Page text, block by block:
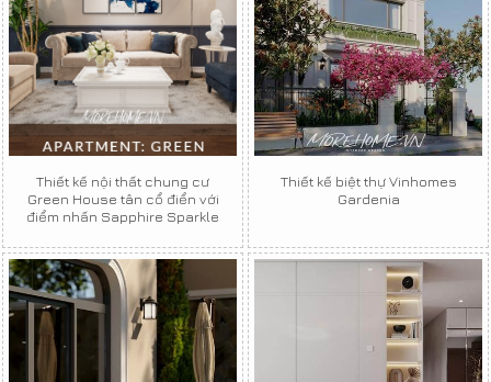
Thiết kế nội thất chung cư
Green House tân cổ điển với
điểm nhấn Sapphire Sparkle
Thiết kế biệt thự Vinhomes
Gardenia